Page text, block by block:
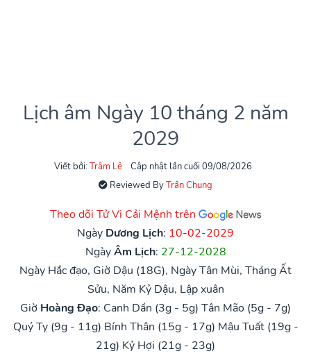
Lịch âm Ngày 10 tháng 2 năm
2029
Viết bởi: Trâm Lê
Cập nhật lần cuối 09/08/2026
Reviewed ByTrần Chung
Theo dõi Tử Vi Cải Mệnh trên
Ngày Dương Lịch: 10-02-2029
NgàyÂm Lịch: 27-12-2028
Ngày Hắc đạo, Giờ Dậu (18G), Ngày Tân Mùi, Tháng Ất
Sửu, Năm Kỷ Dậu, Lập xuân
Giờ Hoàng Đạo: Canh Dần (3g - 5g) Tân Mão (5g - 7g)
Quý Tỵ (9g - 11g) Bính Thân (15g - 17g) Mậu Tuất (19g -
21g) Kỷ Hợi (21g - 23g)